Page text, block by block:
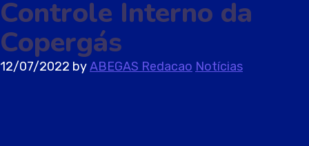
Controle Interno da
Copergás
12/07/2022 byABEGAS Redacao Notícias